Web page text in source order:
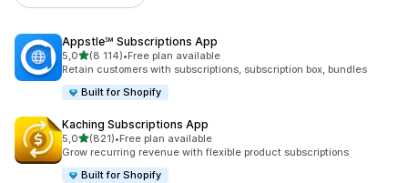
Appstle℠ Subscriptions App
5,0z 5 hvězd
(8 114)
Celkový počet recenzí: 8114
•Free plan available
Retain customers with subscriptions, subscription box, bundles
Built for Shopify
Kaching Subscriptions App
5,0z 5 hvězd
(821)
Celkový počet recenzí: 821
•Free plan available
Grow recurring revenue with flexible product subscriptions
Built for Shopify